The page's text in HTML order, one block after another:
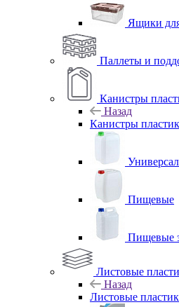
Ящики
Паллеты и
Канистры
Назад
Канистры
Пищевые
Пищевые
Листовые
Назад
Листовые